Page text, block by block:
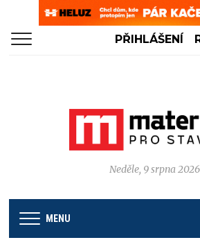
PŘIHLÁŠENÍ
Neděle, 9 srpna 2026
MENU